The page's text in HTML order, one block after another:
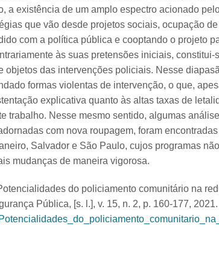
a existência de um amplo espectro acionado
que vão desde projetos sociais, ocupação
com a política pública e cooptando o projeto
às suas pretensões iniciais, constitui-
das intervenções policiais. Nesse
formas violentas de intervenção, o que,
explicativa quanto às altas taxas de
trabalho. Nesse mesmo sentido, algumas
com nova roupagem, foram
Salvador e São Paulo, cujos programas
mudanças de maneira vigorosa.
do policiamento comunitário na
Pública, [s. l.], v. 15, n. 2, p. 160-177,